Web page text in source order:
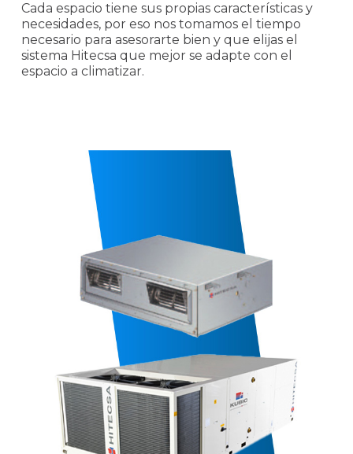
Cada espacio tiene sus propias características y
necesidades, por eso nos tomamos el tiempo
necesario para asesorarte bien y que elijas el
sistema Hitecsa que mejor se adapte con el
espacio a climatizar.